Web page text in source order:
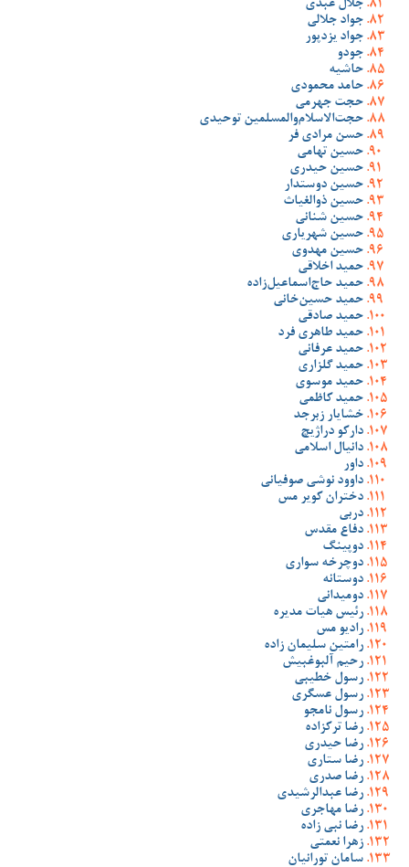
جلال عبدی
جواد جلالی
جواد یزدپور
جودو
حاشیه
حامد محمودی
حجت جهرمی
حجت‌الاسلام‌والمسلمین توحیدی
حسن مرادی فر
حسین تهامی
حسین حیدری
حسین دوستدار
حسین ذوالغیاث
حسین شنانی
حسین شهریاری
حسین مهدوی
حمید اخلاقی
حمید حاج‌اسماعیل‌زاده
حمید حسین‌خانی
حمید صادقی
حمید طاهری فرد
حمید عرفانی
حمید گلزاری
حمید موسوی
حمید کاظمی
خشایار زبرجد
دارکو دراژیچ
دانیال اسلامی
داور
داوود نوشی صوفیانی
دختران کویر مس
دربی
دفاع مقدس
دوپینگ
دوچرخه سواری
دوستانه
دومیدانی
رئیس هیات مدیره
رادیو مس
رامتین سلیمان زاده
رحیم آلبوغبیش
رسول خطیبی
رسول عسگری
رسول نامجو
رضا ترکزاده
رضا حیدری
رضا ستاری
رضا صدری
رضا عبدالرشیدی
رضا مهاجری
رضا نبی زاده
زهرا نعمتی
سامان تورانیان